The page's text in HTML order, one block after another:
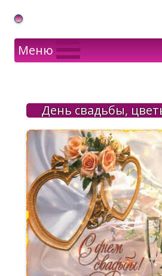
Gif Открытки в подарок
Меню
День свадьбы,